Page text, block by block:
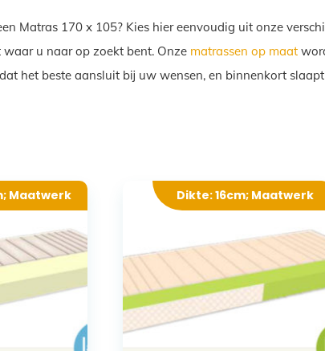
Matras 170 x 105? Kies hier eenvoudig uit onze
waar u naar op zoekt bent. Onze matrassen op maat
het beste aansluit bij uw wensen, en binnenkort
Maatwerk Dikte: 16cm; Maatwerk